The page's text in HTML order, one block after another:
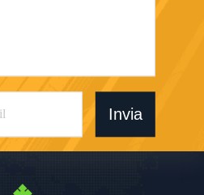
Invia